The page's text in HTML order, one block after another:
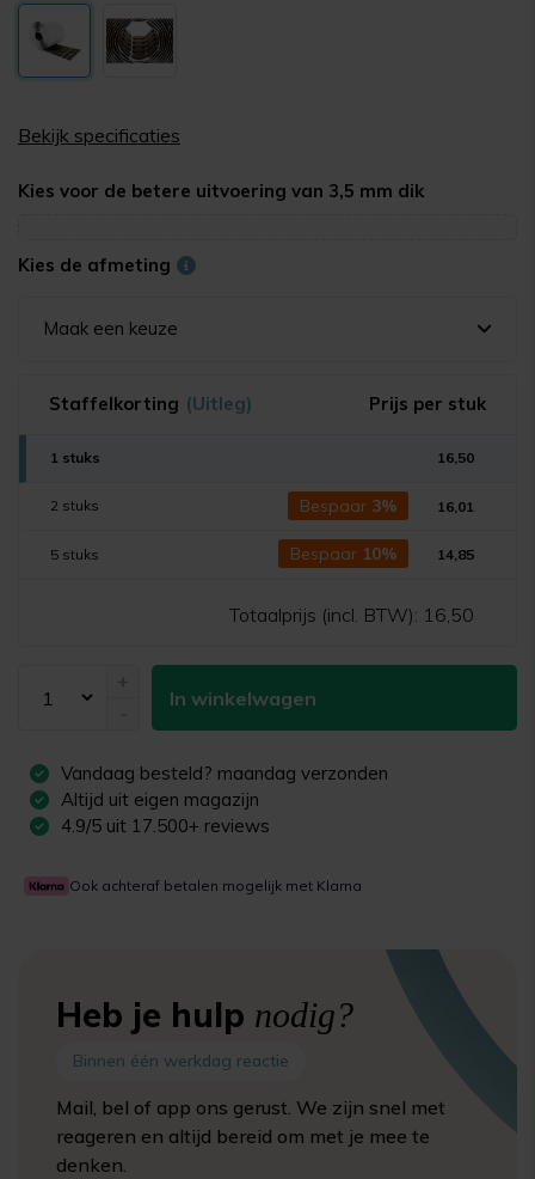
Bekijk specificaties
Kies voor de betere uitvoering van 3,5 mm dik
Kies de afmeting
Maak een keuze
Staffelkorting (Uitleg) Prijs per stuk
1 stuks 16,50
2 stuks Bespaar 3% 16,01
5 stuks Bespaar 10% 14,85
Totaalprijs (incl. BTW): 16,50
In winkelwagen
Vandaag besteld? maandag verzonden
Altijd uit eigen magazijn
4.9/5 uit 17.500+ reviews
Ook achteraf betalen mogelijk met Klarna
Heb je hulp nodig?
Binnen één werkdag reactie
Mail, bel of app ons gerust. We zijn snel met
reageren en altijd bereid om met je mee te
denken.